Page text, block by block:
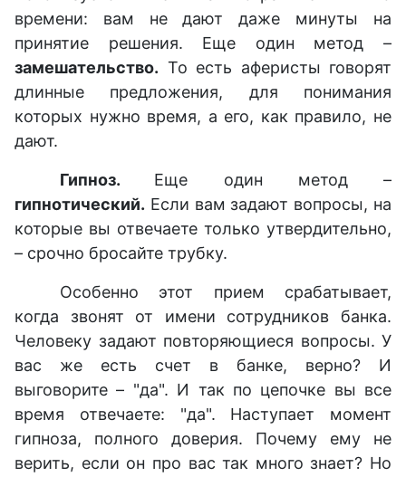
времени: вам не дают даже минуты на
принятие решения. Еще один метод –
замешательство. То есть аферисты говорят
длинные предложения, для понимания
которых нужно время, а его, как правило, не
дают.
Гипноз. Еще один метод –
гипнотический. Если вам задают вопросы, на
которые вы отвечаете только утвердительно,
– срочно бросайте трубку.
Особенно этот прием срабатывает,
когда звонят от имени сотрудников банка.
Человеку задают повторяющиеся вопросы. У
вас же есть счет в банке, верно? И
выговорите – "да". И так по цепочке вы все
время отвечаете: "да". Наступает момент
гипноза, полного доверия. Почему ему не
верить, если он про вас так много знает? Но